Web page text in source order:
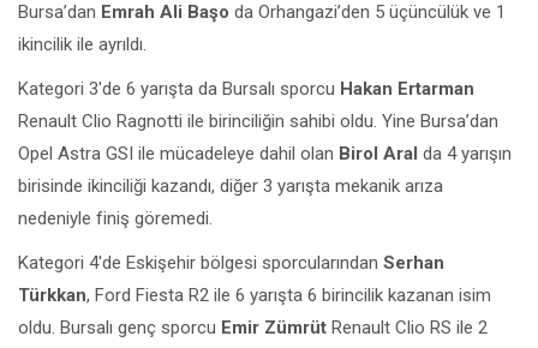
Bursa’dan Emrah Ali Başo da Orhangazi’den 5 üçüncülük ve 1
ikincilik ile ayrıldı.
Kategori 3′de 6 yarışta da Bursalı sporcu Hakan Ertarman
Renault Clio Ragnotti ile birinciliğin sahibi oldu. Yine Bursa’dan
Opel Astra GSI ile mücadeleye dahil olan Birol Aral da 4 yarışın
birisinde ikinciliği kazandı, diğer 3 yarışta mekanik arıza
nedeniyle finiş göremedi.
Kategori 4′de Eskişehir bölgesi sporcularından Serhan
Türkkan, Ford Fiesta R2 ile 6 yarışta 6 birincilik kazanan isim
oldu. Bursalı genç sporcu Emir Zümrüt Renault Clio RS ile 2